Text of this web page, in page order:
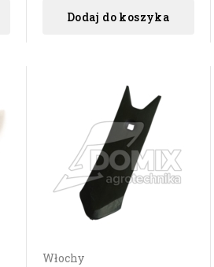
Dodaj do koszyka
Włochy